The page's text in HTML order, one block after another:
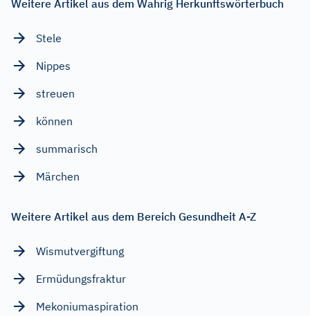
Weitere Artikel aus dem Wahrig Herkunftswörterbuch
Stele
Nippes
streuen
können
summarisch
Märchen
Weitere Artikel aus dem Bereich Gesundheit A-Z
Wismutvergiftung
Ermüdungsfraktur
Mekoniumaspiration